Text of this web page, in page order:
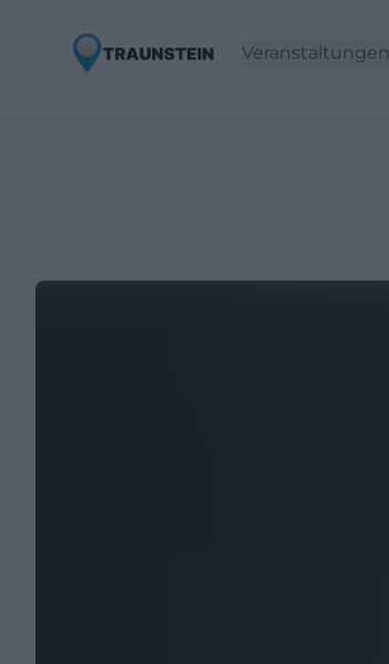
Veranstaltungen